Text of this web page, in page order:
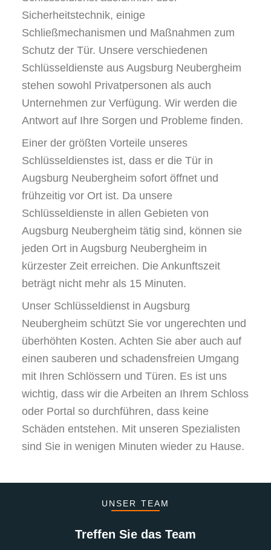
Sicherheitstechnik, einige
Schließmechanismen und Maßnahmen zum
Schutz der Tür. Unsere verschiedenen
Schlüsseldienste aus Augsburg Neubergheim
stehen sowohl Privatpersonen als auch
Unternehmen zur Verfügung. Wir werden die
Antwort auf Ihre Sorgen und Probleme finden.
Einer der größten Vorteile unseres
Schlüsseldienstes ist, dass er die Tür in
Augsburg Neubergheim sofort öffnet und
frühzeitig vor Ort ist. Da unsere
Schlüsseldienste in allen Gebieten von
Augsburg Neubergheim tätig sind, können sie
jeden Ort in Augsburg Neubergheim in
kürzester Zeit erreichen. Die Ankunftszeit
beträgt nicht mehr als 15 Minuten.
Unser Schlüsseldienst in Augsburg
Neubergheim schützt Sie vor ungerechten und
überhöhten Kosten. Achten Sie aber auch auf
einen sauberen und schadensfreien Umgang
mit Ihren Schlössern und Türen. Es ist uns
wichtig, dass wir die Arbeiten an Ihrem Schloss
oder Portal so durchführen, dass keine
Schäden entstehen. Mit unseren Spezialisten
sind Sie in wenigen Minuten wieder zu Hause.
UNSER TEAM
Treffen Sie das Team